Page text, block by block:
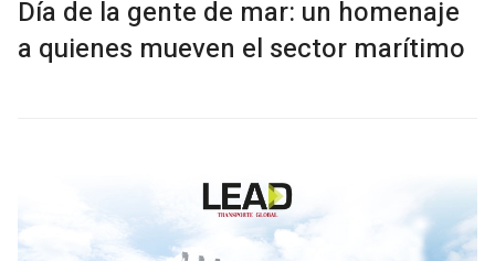
Día de la gente de mar: un homenaje
a quienes mueven el sector marítimo